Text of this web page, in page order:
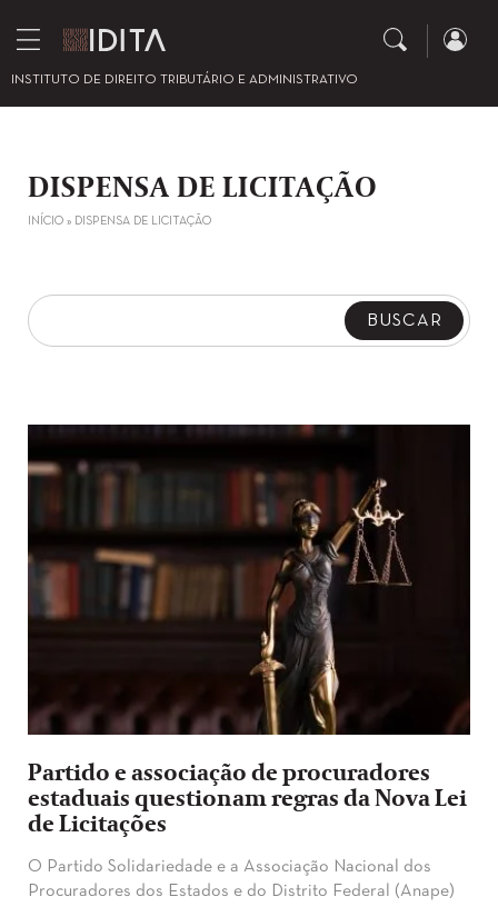
INSTITUTO DE DIREITO TRIBUTÁRIO E ADMINISTRATIVO
DISPENSA DE LICITAÇÃO
INÍCIO » DISPENSA DE LICITAÇÃO
Partido e associação de procuradores
estaduais questionam regras da Nova Lei
de Licitações
O Partido Solidariedade e a Associação Nacional dos
Procuradores dos Estados e do Distrito Federal (Anape)